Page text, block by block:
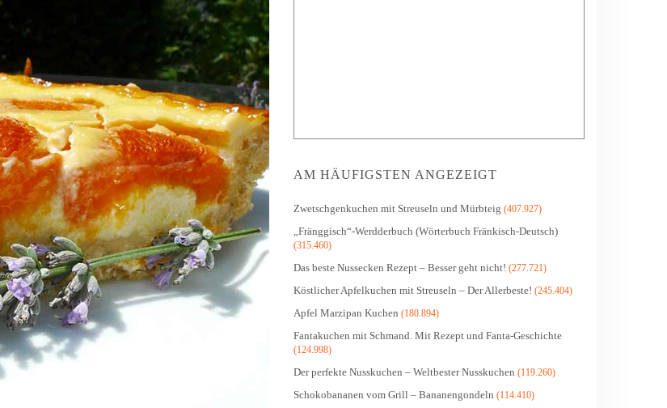
AM HÄUFIGSTEN ANGEZEIGT
Zwetschgenkuchen mit Streuseln und Mürbteig (407.927)
„Fränggisch“-Werdderbuch (Wörterbuch Fränkisch-Deutsch)
(315.460)
Das beste Nussecken Rezept – Besser geht nicht! (277.721)
Köstlicher Apfelkuchen mit Streuseln – Der Allerbeste! (245.404)
Apfel Marzipan Kuchen (180.894)
Fantakuchen mit Schmand. Mit Rezept und Fanta-Geschichte
(124.998)
Der perfekte Nusskuchen – Weltbester Nusskuchen (119.260)
Schokobananen vom Grill – Bananengondeln (114.410)